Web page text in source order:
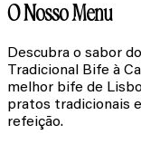
O Nosso Menu
Descubra o sabor
Tradicional Bife à
melhor bife de
pratos tradicionais
refeição.